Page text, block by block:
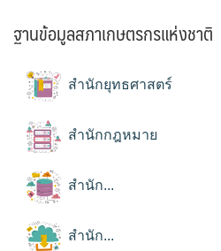
ฐานข้อมูลสภาเกษตรกรแห่งชาติ
สำนักยุทธศาสตร์
สำนักกฎหมาย
สำนัก...
สำนัก...